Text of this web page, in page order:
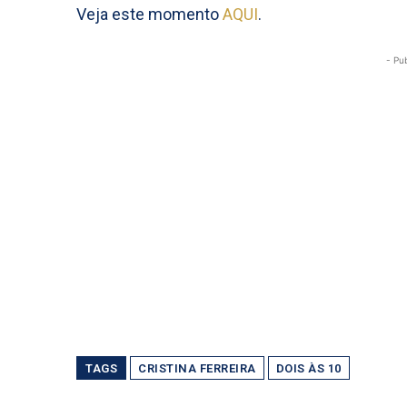
Veja este momentoAQUI.
-
TAGS CRISTINA FERREIRA DOIS ÀS 10